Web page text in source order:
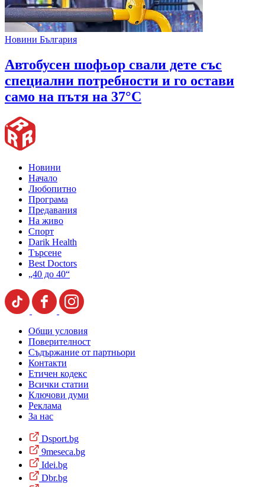
Новини България
Автобусен шофьор свали дете със
специални потребности и го остави
само на пътя на 37°C
Новини
Начало
Любопитно
Програма
Предавания
На живо
Спорт
Darik Health
Търсене
Best Doctors
„40 до 40“
Общи условия
Поверителност
Съдържание от партньори
Контакти
Етичен кодекс
Всички статии
Ключови думи
Реклама
За нас
Dsport.bg
9meseca.bg
Idei.bg
Dbr.bg